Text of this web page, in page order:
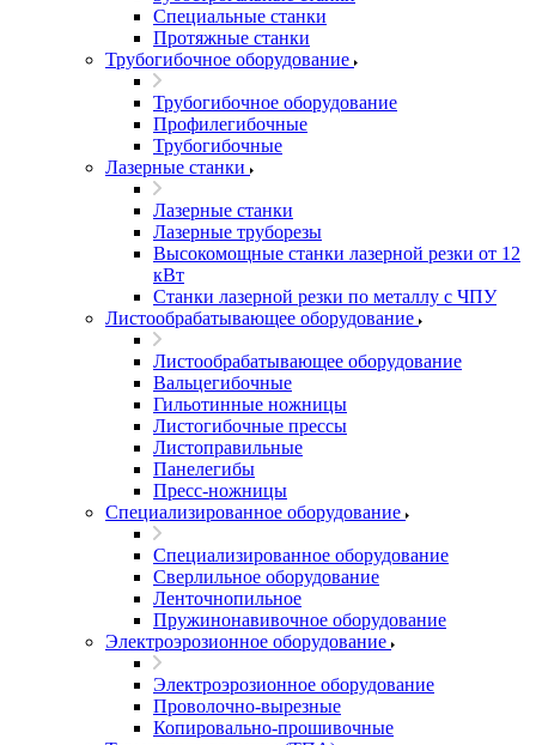
Специальные станки
Протяжные станки
Трубогибочное оборудование
Трубогибочное оборудование
Профилегибочные
Трубогибочные
Лазерные станки
Лазерные станки
Лазерные труборезы
Высокомощные станки лазерной резки от 12
кВт
Станки лазерной резки по металлу с ЧПУ
Листообрабатывающее оборудование
Листообрабатывающее оборудование
Вальцегибочные
Гильотинные ножницы
Листогибочные прессы
Листоправильные
Панелегибы
Пресс-ножницы
Специализированное оборудование
Специализированное оборудование
Сверлильное оборудование
Ленточнопильное
Пружинонавивочное оборудование
Электроэрозионное оборудование
Электроэрозионное оборудование
Проволочно-вырезные
Копировально-прошивочные